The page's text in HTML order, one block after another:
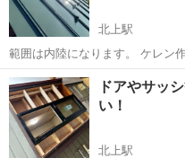
北上駅
範囲は内陸になります。 ケレン
致します。 「そろそろ塗り替え
積りから😊 劣化やひび割れ、色あせが気になったら、塗り替えのサイ
ンかもしれません。 職人が丁...
岩手 北上市 北上駅
ドアやサッ
い！
北上駅